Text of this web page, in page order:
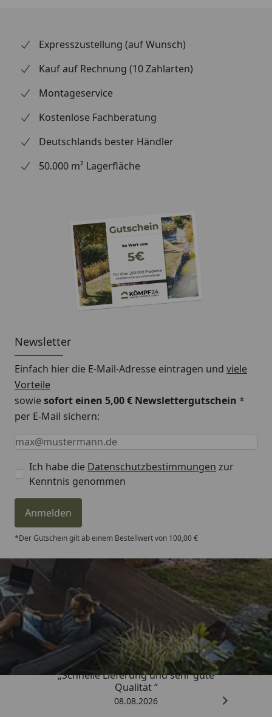
Expresszustellung (auf Wunsch)
Kauf auf Rechnung (10 Zahlarten)
Montageservice
Kostenlose Fachberatung
Deutschlands bester Händler
50.000 m² Lagerfläche
Newsletter
Einfach hier die E-Mail-Adresse eintragen und viele
Vorteile
sowiesofort einen 5,00 € Newslettergutschein *
per E-Mail sichern:
Keine Eingabe erforderlich
Eingabe erforderlich
E-Mail *
Ich habe die Datenschutzbestimmungen zur
Kenntnis genommen
Anmelden
*Der Gutschein gilt ab einem Bestellwert von 100,00 €
Trusted Shops
4,81/ 5
„Schnelle Lieferung und sehr gute
Qualität “
08.08.2026